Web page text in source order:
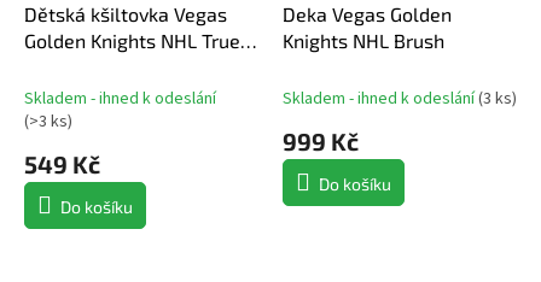
Dětská kšiltovka Vegas
Golden Knights NHL True
Snapback
Skladem - ihned k odeslání
(>3 ks)
549 Kč
Do košíku
Deka Vegas Golden
Knights NHL Brush
Skladem - ihned k odeslání(3 ks)
999 Kč
Do košíku